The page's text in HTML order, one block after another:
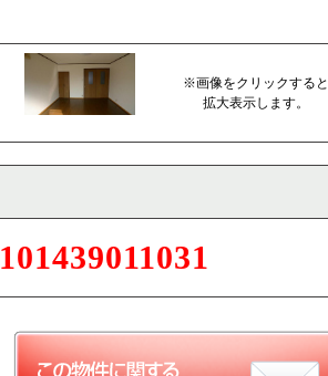
※画像をクリックすると
拡大表示します。
101439011031